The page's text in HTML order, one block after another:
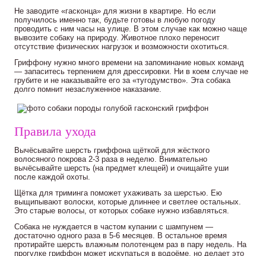
Не заводите «гасконца» для жизни в квартире. Но если
получилось именно так, будьте готовы в любую погоду
проводить с ним часы на улице. В этом случае как можно чаще
вывозите собаку на природу. Животное плохо переносит
отсутствие физических нагрузок и возможности охотиться.
Гриффону нужно много времени на запоминание новых команд
— запаситесь терпением для дрессировки. Ни в коем случае не
грубите и не наказывайте его за «тугодумство». Эта собака
долго помнит незаслуженное наказание.
Правила ухода
Вычёсывайте шерсть гриффона щёткой для жёсткого
волосяного покрова 2-3 раза в неделю. Внимательно
вычёсывайте шерсть (на предмет клещей) и очищайте уши
после каждой охоты.
Щётка для триминга поможет ухаживать за шерстью. Ею
выщипывают волоски, которые длиннее и светлее остальных.
Это старые волосы, от которых собаке нужно избавляться.
Собака не нуждается в частом купании с шампунем —
достаточно одного раза в 5-6 месяцев. В остальное время
протирайте шерсть влажным полотенцем раз в пару недель. На
прогулке гриффон может искупаться в водоёме, но делает это